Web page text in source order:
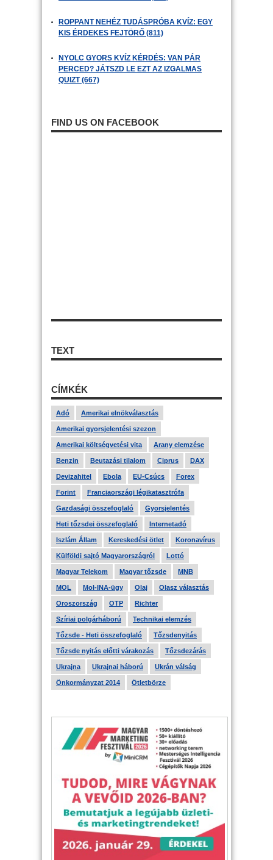
ROPPANT NEHÉZ TUDÁSPRÓBA KVÍZ: EGY
KIS ÉRDEKES FEJTÖRŐ (811)
NYOLC GYORS KVÍZ KÉRDÉS: VAN PÁR
PERCED? JÁTSZD LE EZT AZ IZGALMAS
QUIZT (667)
FIND US ON FACEBOOK
TEXT
CÍMKÉK
Adó Amerikai elnökválasztás
Amerikai gyorsjelentési szezon
Amerikai költségvetési vita Arany elemzése
Benzin Beutazási tilalom Ciprus DAX
Devizahitel Ebola EU-Csúcs Forex
Forint Franciaországi légikatasztrófa
Gazdasági összefoglaló Gyorsjelentés
Heti tőzsdei összefoglaló Internetadó
Iszlám Állam Kereskedési ötlet Koronavírus
Külföldi sajtó Magyarországról Lottó
Magyar Telekom Magyar tőzsde MNB
MOL Mol-INA-ügy Olaj Olasz választás
Oroszország OTP Richter
Szíriai polgárháború Technikai elemzés
Tőzsde - Heti összefoglaló Tőzsdenyitás
Tőzsde nyitás előtti várakozás Tőzsdezárás
Ukrajna Ukrajnai háború Ukrán válság
Önkormányzat 2014 Ötletbörze